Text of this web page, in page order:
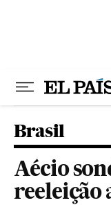
Brasil
Aécio
reeleição